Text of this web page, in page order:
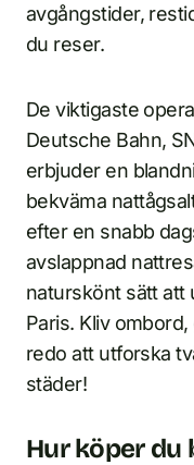
avgångstider,
du reser.
De viktigaste
Deutsche Bahn,
erbjuder en
bekväma
efter en snabb
avslappnad
naturskönt sätt att
Paris. Kliv
redo att utforska
städer!
Hur köper du